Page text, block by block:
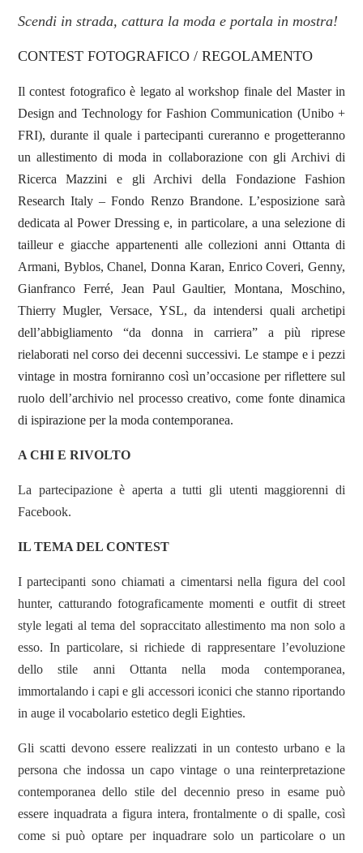
Scendi in strada, cattura la moda e portala in mostra!
CONTEST FOTOGRAFICO / REGOLAMENTO
Il contest fotografico è legato al workshop finale del Master in
Design and Technology for Fashion Communication (Unibo +
FRI), durante il quale i partecipanti cureranno e progetteranno
un allestimento di moda in collaborazione con gli Archivi di
Ricerca Mazzini e gli Archivi della Fondazione Fashion
Research Italy – Fondo Renzo Brandone. L’esposizione sarà
dedicata al Power Dressing e, in particolare, a una selezione di
tailleur e giacche appartenenti alle collezioni anni Ottanta di
Armani, Byblos, Chanel, Donna Karan, Enrico Coveri, Genny,
Gianfranco Ferré, Jean Paul Gaultier, Montana, Moschino,
Thierry Mugler, Versace, YSL, da intendersi quali archetipi
dell’abbigliamento “da donna in carriera” a più riprese
rielaborati nel corso dei decenni successivi. Le stampe e i pezzi
vintage in mostra forniranno così un’occasione per riflettere sul
ruolo dell’archivio nel processo creativo, come fonte dinamica
di ispirazione per la moda contemporanea.
A CHI E RIVOLTO
La partecipazione è aperta a tutti gli utenti maggiorenni di
Facebook.
IL TEMA DEL CONTEST
I partecipanti sono chiamati a cimentarsi nella figura del cool
hunter, catturando fotograficamente momenti e outfit di street
style legati al tema del sopraccitato allestimento ma non solo a
esso. In particolare, si richiede di rappresentare l’evoluzione
dello stile anni Ottanta nella moda contemporanea,
immortalando i capi e gli accessori iconici che stanno riportando
in auge il vocabolario estetico degli Eighties.
Gli scatti devono essere realizzati in un contesto urbano e la
persona che indossa un capo vintage o una reinterpretazione
contemporanea dello stile del decennio preso in esame può
essere inquadrata a figura intera, frontalmente o di spalle, così
come si può optare per inquadrare solo un particolare o un